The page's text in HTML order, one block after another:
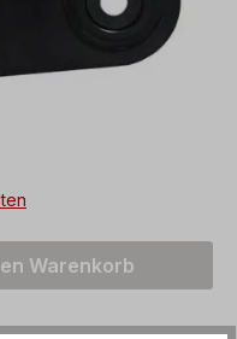
Warenkorb